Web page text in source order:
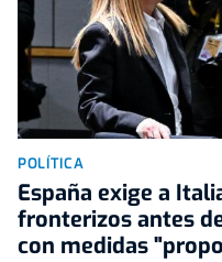
POLÍTICA
España exige a
fronterizos antes
con medidas